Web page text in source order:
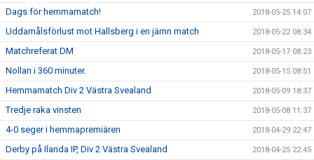
Dags för hemmamatch! 2018-05-25 14:07
Uddamålsförlust mot Hallsberg i en jämn match 2018-05-22 08:34
Matchreferat DM 2018-05-17 08:23
Nollan i 360 minuter. 2018-05-15 08:51
Hemmamatch Div 2 Västra Svealand 2018-05-09 18:37
Tredje raka vinsten 2018-05-08 11:37
4-0 seger i hemmapremiären 2018-04-29 22:47
Derby på Ilanda IP, Div 2 Västra Svealand 2018-04-25 22:45